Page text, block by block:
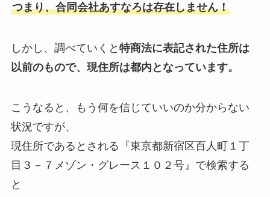
つまり、合同会社あすなろは存在しません！
しかし、調べていくと 特商法に表記された住所は
以前のもので、現住所は都内となっています。
こうなると、もう何を信じていいのか分からない
状況ですが、
現住所であるとされる『東京都新宿区百人町１丁
目３－７メゾン・グレース１０２号』で検索する
と